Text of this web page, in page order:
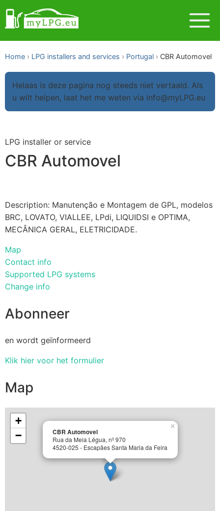
Home LPG installers and services Portugal CBR Automovel
Helaas is deze pagina nog steeds niet vertaald. Als
u wilt helpen, laat het me weten via info@myLPG.eu
LPG installer or service
CBR Automovel
Description: Manutenção e Montagem de GPL, modelos
BRC, LOVATO, VIALLEE, LPdi, LIQUIDSI e OPTIMA,
MECÂNICA GERAL, ELETRICIDADE.
Map
Contact info
Supported LPG systems
Change info
Abonneer
en wordt geïnformeerd
Klik hier voor het formulier
Map
CBR Automovel
Rua da Meia Légua, nº 970
4520-025 - Escapães Santa Maria da Feira
×
+
−